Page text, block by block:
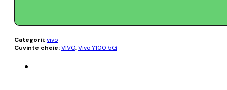
Categorii:vivo
Cuvinte cheie:VIVO,Vivo Y100 5G